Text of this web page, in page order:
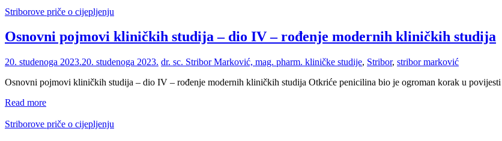
Striborove priče o cijepljenju
Osnovni pojmovi kliničkih studija – dio IV – rođenje modernih kliničkih studija
20. studenoga 2023.20. studenoga 2023. dr. sc. Stribor Marković, mag. pharm. kliničke studije, Stribor, stribor marković
Osnovni pojmovi kliničkih studija – dio IV – rođenje modernih kliničkih studija Otkriće penicilina bio je ogroman korak u povijesti
Read more
Striborove priče o cijepljenju